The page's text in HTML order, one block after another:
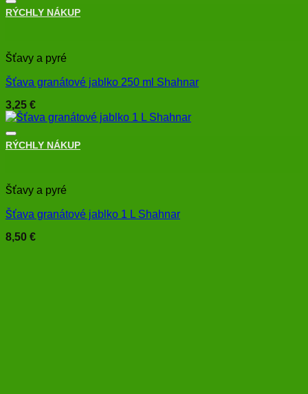
+
RÝCHLY NÁKUP
Šťavy a pyré
Šťava granátové jablko 250 ml Shahnar
3,25 €
+
RÝCHLY NÁKUP
Šťavy a pyré
Šťava granátové jablko 1 L Shahnar
8,50 €